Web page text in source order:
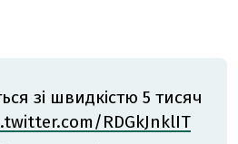
зі швидкістю 5 тисяч
RDGkJnklIT